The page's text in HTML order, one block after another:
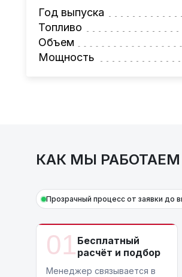
Также, для граждан РБ
Условия и подробности
AutoCapital
– просто
*Цена автомобиля
Год выпуска
Топливо
Объем
Мощность
КАК МЫ
Прозрачный процесс от заявки до
01 Бесплатный
расчёт и подбор
Менеджер связывается в